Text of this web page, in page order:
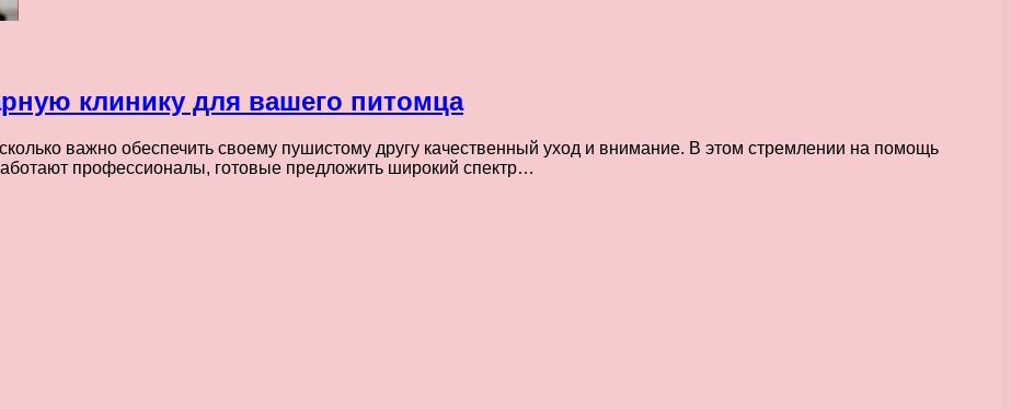
клинику для вашего питомца
важно обеспечить своему пушистому другу качественный уход и внимание. В этом стремлении на помощь
профессионалы, готовые предложить широкий спектр…